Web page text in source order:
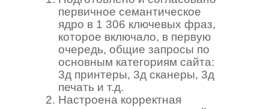
первичное семантическое
ядро в 1 306 ключевых фраз,
которое включало, в первую
очередь, общие запросы по
основным категориям сайта:
3д принтеры, 3д сканеры, 3д
печать и т.д.
Настроена корректная